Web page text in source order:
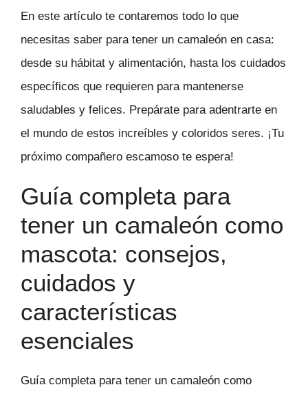
En este artículo te contaremos todo lo que
necesitas saber para tener un camaleón en casa:
desde su hábitat y alimentación, hasta los cuidados
específicos que requieren para mantenerse
saludables y felices. Prepárate para adentrarte en
el mundo de estos increíbles y coloridos seres. ¡Tu
próximo compañero escamoso te espera!
Guía completa para
tener un camaleón como
mascota: consejos,
cuidados y
características
esenciales
Guía completa para tener un camaleón como